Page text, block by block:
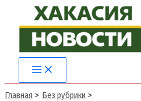
содержимому
Main
Menu
Главная
Без рубрики